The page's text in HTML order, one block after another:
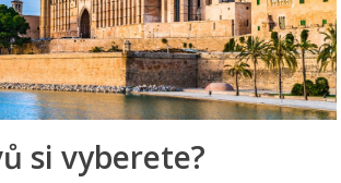
si vyberete?